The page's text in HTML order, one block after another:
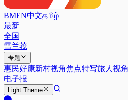
BMEN中文தமிழ்
最新
全国
雪兰莪
专题
惠民好康新村视角焦点特写旅人视角
电子报
Light Theme